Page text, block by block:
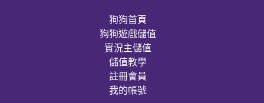
狗狗首頁
狗狗遊戲儲值
實況主儲值
儲值教學
註冊會員
我的帳號